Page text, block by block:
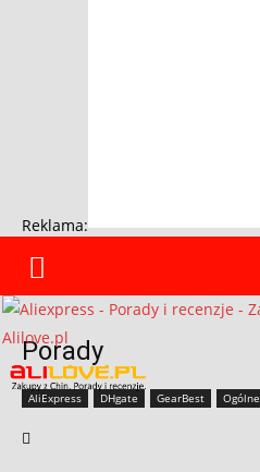
Reklama:
Porady
AliExpress DHgate GearBest Ogólne